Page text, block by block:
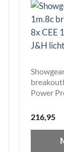
Power
216,95